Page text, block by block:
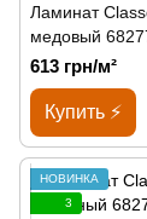
Ламинат
медовый
613 грн/м²
Купить ⚡
НОВИНКА
3